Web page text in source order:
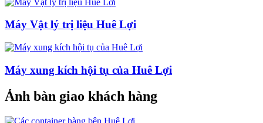
Máy Vật lý trị liệu Huê Lợi
Máy xung kích hội tụ của Huê Lợi
Ảnh bàn giao khách hàng